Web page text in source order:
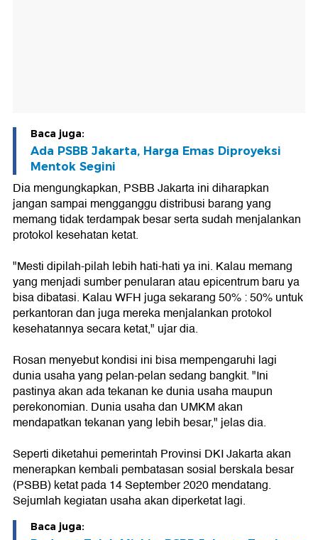
Baca juga:
Ada PSBB Jakarta, Harga Emas Diproyeksi
Mentok Segini
Dia mengungkapkan, PSBB Jakarta ini diharapkan
jangan sampai mengganggu distribusi barang yang
memang tidak terdampak besar serta sudah menjalankan
protokol kesehatan ketat.
"Mesti dipilah-pilah lebih hati-hati ya ini. Kalau memang
yang menjadi sumber penularan atau epicentrum baru ya
bisa dibatasi. Kalau WFH juga sekarang 50% : 50% untuk
perkantoran dan juga mereka menjalankan protokol
kesehatannya secara ketat," ujar dia.
Rosan menyebut kondisi ini bisa mempengaruhi lagi
dunia usaha yang pelan-pelan sedang bangkit. "Ini
pastinya akan ada tekanan ke dunia usaha maupun
perekonomian. Dunia usaha dan UMKM akan
mendapatkan tekanan yang lebih besar," jelas dia.
Seperti diketahui pemerintah Provinsi DKI Jakarta akan
menerapkan kembali pembatasan sosial berskala besar
(PSBB) ketat pada 14 September 2020 mendatang.
Sejumlah kegiatan usaha akan diperketat lagi.
Baca juga: